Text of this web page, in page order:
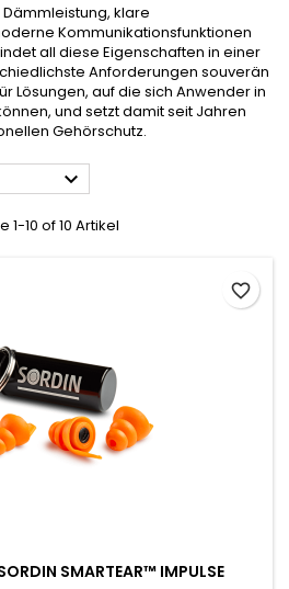
klare
Kommunikationsfunktionen
all diese Eigenschaften in einer
Anforderungen souverän
Lösungen, auf die sich Anwender in
und setzt damit seit Jahren
Gehörschutz.

1-10 of 10 Artikel
SMARTEAR™ IMPULSE
favorite_border